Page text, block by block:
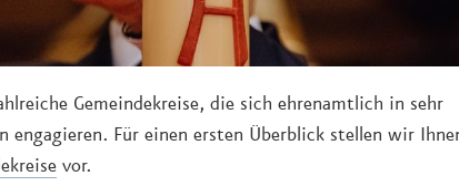
Gemeindekreise, die sich ehrenamtlich in sehr
engagieren. Für einen ersten Überblick stellen wir
vor.